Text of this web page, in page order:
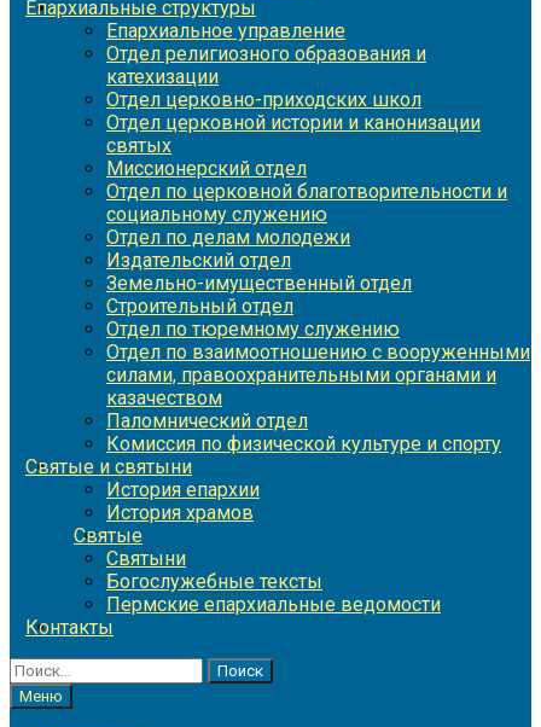
Епархиальные структуры
Епархиальное управление
Отдел религиозного образования и
катехизации
Отдел церковно-приходских школ
Отдел церковной истории и канонизации
святых
Миссионерский отдел
Отдел по церковной благотворительности и
социальному служению
Отдел по делам молодежи
Издательский отдел
Земельно-имущественный отдел
Строительный отдел
Отдел по тюремному служению
Отдел по взаимоотношению с вооруженными
силами, правоохранительными органами и
казачеством
Паломнический отдел
Комиссия по физической культуре и спорту
Святые и святыни
История епархии
История храмов
Святые
Святыни
Богослужебные тексты
Пермские епархиальные ведомости
Контакты
Найти:
Меню